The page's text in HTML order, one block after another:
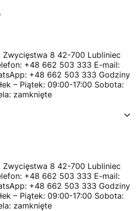
Zwycięstwa 8 42-700 Lubliniec
+48 662 503 333 E-mail:
+48 662 503 333 Godziny
– Piątek: 09:00-17:00 Sobota:
zamknięte
Zwycięstwa 8 42-700 Lubliniec
+48 662 503 333 E-mail:
+48 662 503 333 Godziny
– Piątek: 09:00-17:00 Sobota:
zamknięte